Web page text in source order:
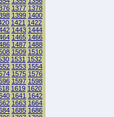
1377 1378
1399 1400
1421 1422
1443 1444
1465 1466
1487 1488
1509 1510
1531 1532
1553 1554
1575 1576
1597 1598
1619 1620
1641 1642
1663 1664
1685 1686